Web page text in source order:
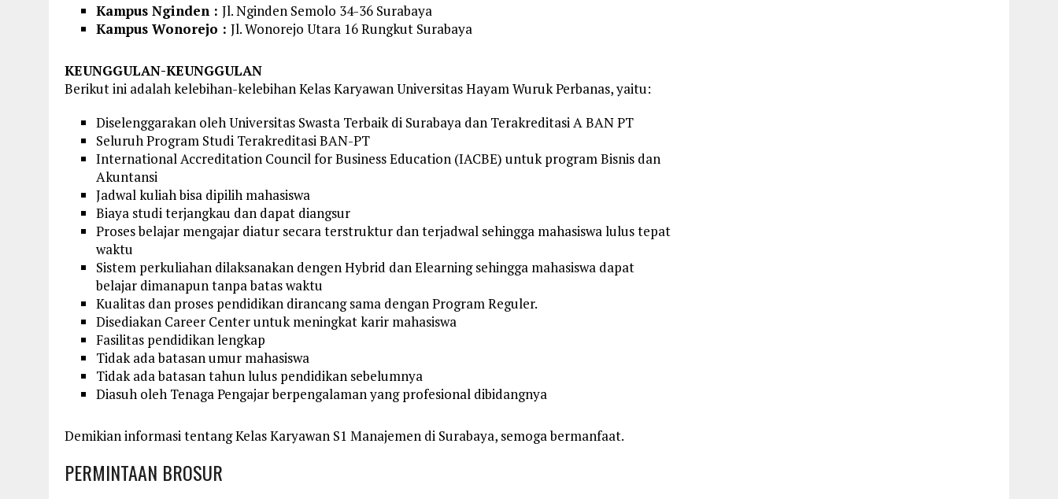
Kampus Nginden : Jl. Nginden Semolo 34-36 Surabaya
Kampus Wonorejo : Jl. Wonorejo Utara 16 Rungkut Surabaya
KEUNGGULAN-KEUNGGULAN
Berikut ini adalah kelebihan-kelebihan Kelas Karyawan Universitas Hayam Wuruk Perbanas, yaitu:
Diselenggarakan oleh Universitas Swasta Terbaik di Surabaya dan Terakreditasi A BAN PT
Seluruh Program Studi Terakreditasi BAN-PT
International Accreditation Council for Business Education (IACBE) untuk program Bisnis dan
Akuntansi
Jadwal kuliah bisa dipilih mahasiswa
Biaya studi terjangkau dan dapat diangsur
Proses belajar mengajar diatur secara terstruktur dan terjadwal sehingga mahasiswa lulus tepat
waktu
Sistem perkuliahan dilaksanakan dengen Hybrid dan Elearning sehingga mahasiswa dapat
belajar dimanapun tanpa batas waktu
Kualitas dan proses pendidikan dirancang sama dengan Program Reguler.
Disediakan Career Center untuk meningkat karir mahasiswa
Fasilitas pendidikan lengkap
Tidak ada batasan umur mahasiswa
Tidak ada batasan tahun lulus pendidikan sebelumnya
Diasuh oleh Tenaga Pengajar berpengalaman yang profesional dibidangnya
Demikian informasi tentang Kelas Karyawan S1 Manajemen di Surabaya, semoga bermanfaat.
PERMINTAAN BROSUR